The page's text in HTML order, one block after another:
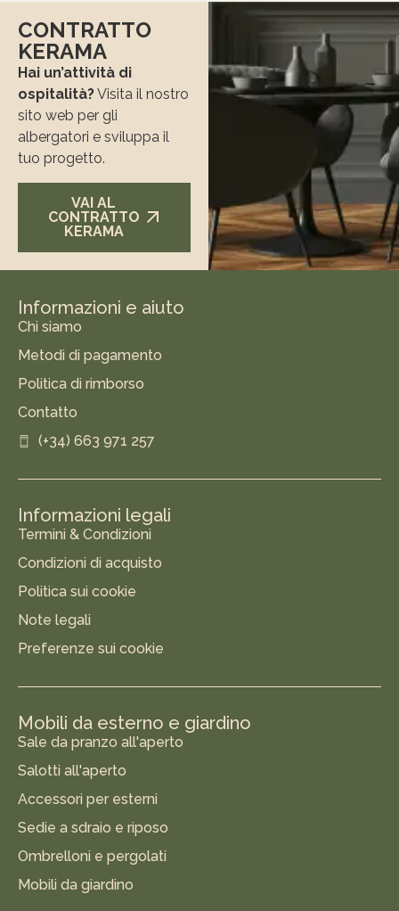
CONTRATTO
KERAMA
Hai un’attività di
ospitalità?Visita il nostro
sito web per gli
albergatori e sviluppa il
tuo progetto.
VAI AL
CONTRATTO
KERAMA
Informazioni e aiuto
Chi siamo
Metodi di pagamento
Politica di rimborso
Contatto
(+34) 663 971 257
Informazioni legali
Termini & Condizioni
Condizioni di acquisto
Politica sui cookie
Note legali
Preferenze sui cookie
Mobili da esterno e giardino
Sale da pranzo all'aperto
Salotti all'aperto
Accessori per esterni
Sedie a sdraio e riposo
Ombrelloni e pergolati
Mobili da giardino